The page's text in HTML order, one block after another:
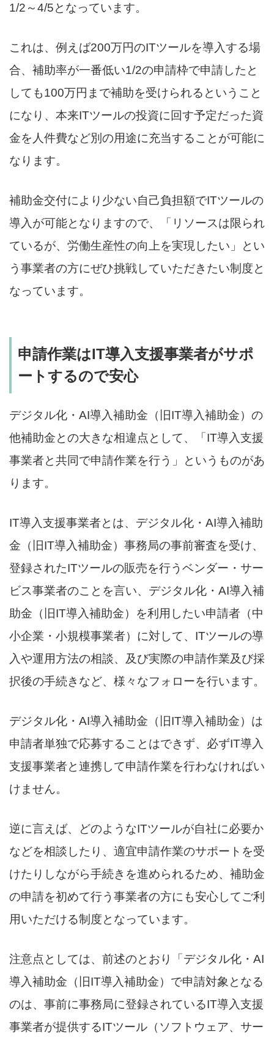
1/2～4/5となっています。
これは、例えば200万円のITツールを導入する場
合、補助率が一番低い1/2の申請枠で申請したと
しても100万円まで補助を受けられるということ
になり、本来ITツールの投資に回す予定だった資
金を人件費など別の用途に充当することが可能に
なります。
補助金交付により少ない自己負担額でITツールの
導入が可能となりますので、「リソースは限られ
ているが、労働生産性の向上を実現したい」とい
う事業者の方にぜひ挑戦していただきたい制度と
なっています。
申請作業はIT導入支援事業者がサポ
ートするので安心
デジタル化・AI導入補助金（旧IT導入補助金）の
他補助金との大きな相違点として、「IT導入支援
事業者と共同で申請作業を行う」というものがあ
ります。
IT導入支援事業者とは、デジタル化・AI導入補助
金（旧IT導入補助金）事務局の事前審査を受け、
登録されたITツールの販売を行うベンダー・サー
ビス事業者のことを言い、デジタル化・AI導入補
助金（旧IT導入補助金）を利用したい申請者（中
小企業・小規模事業者）に対して、ITツールの導
入や運用方法の相談、及び実際の申請作業及び採
択後の手続きなど、様々なフォローを行います。
デジタル化・AI導入補助金（旧IT導入補助金）は
申請者単独で応募することはできず、必ずIT導入
支援事業者と連携して申請作業を行わなければい
けません。
逆に言えば、どのようなITツールが自社に必要か
などを相談したり、適宜申請作業のサポートを受
けたりしながら手続きを進められるため、補助金
の申請を初めて行う事業者の方にも安心してご利
用いただける制度となっています。
注意点としては、前述のとおり「デジタル化・AI
導入補助金（旧IT導入補助金）で申請対象となる
のは、事前に事務局に登録されているIT導入支援
事業者が提供するITツール（ソフトウェア、サー